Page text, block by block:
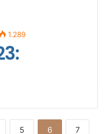
1.289
5 6 7